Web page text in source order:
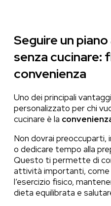
Seguire un
senza cucinare:
convenienza
Uno dei principali
personalizzato per chi
cucinare è la
Non dovrai preoccuparti,
o dedicare tempo alla
Questo ti permette di
attività importanti, come
l’esercizio fisico,
dieta equilibrata e